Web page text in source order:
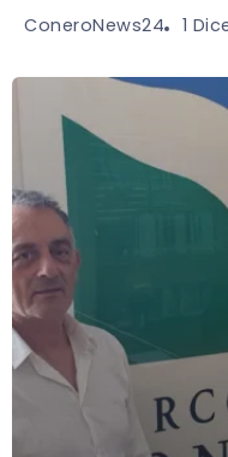
ConeroNews24 1